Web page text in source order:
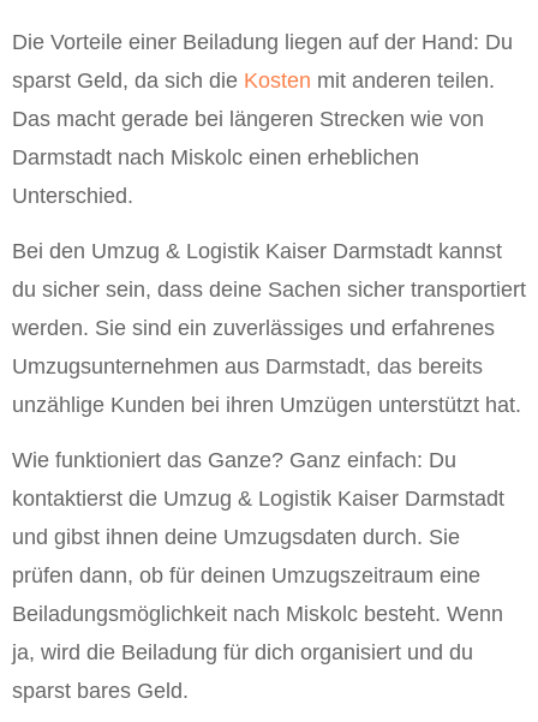
Die Vorteile einer Beiladung liegen auf der Hand: Du
sparst Geld, da sich die Kosten mit anderen teilen.
Das macht gerade bei längeren Strecken wie von
Darmstadt nach Miskolc einen erheblichen
Unterschied.
Bei den Umzug & Logistik Kaiser Darmstadt kannst
du sicher sein, dass deine Sachen sicher transportiert
werden. Sie sind ein zuverlässiges und erfahrenes
Umzugsunternehmen aus Darmstadt, das bereits
unzählige Kunden bei ihren Umzügen unterstützt hat.
Wie funktioniert das Ganze? Ganz einfach: Du
kontaktierst die Umzug & Logistik Kaiser Darmstadt
und gibst ihnen deine Umzugsdaten durch. Sie
prüfen dann, ob für deinen Umzugszeitraum eine
Beiladungsmöglichkeit nach Miskolc besteht. Wenn
ja, wird die Beiladung für dich organisiert und du
sparst bares Geld.